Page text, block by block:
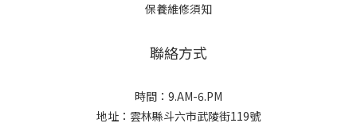
保養維修須知
聯絡方式
時間：9.AM-6.PM
地址：雲林縣斗六市武陵街119號